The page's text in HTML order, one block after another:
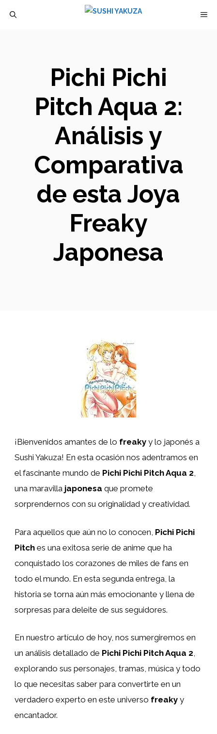
Pichi Pichi
Pitch Aqua 2:
Análisis y
Comparativa
de esta Joya
Freaky
Japonesa
¡Bienvenidos amantes de lo freaky y lo japonés a
Sushi Yakuza! En esta ocasión nos adentramos en
el fascinante mundo de Pichi Pichi Pitch Aqua 2,
una maravilla japonesa que promete
sorprendernos con su originalidad y creatividad.
Para aquellos que aún no lo conocen, Pichi Pichi
Pitch es una exitosa serie de anime que ha
conquistado los corazones de miles de fans en
todo el mundo. En esta segunda entrega, la
historia se torna aún más emocionante y llena de
sorpresas para deleite de sus seguidores.
En nuestro artículo de hoy, nos sumergiremos en
un análisis detallado de Pichi Pichi Pitch Aqua 2,
explorando sus personajes, tramas, música y todo
lo que necesitas saber para convertirte en un
verdadero experto en este universo freaky y
encantador.